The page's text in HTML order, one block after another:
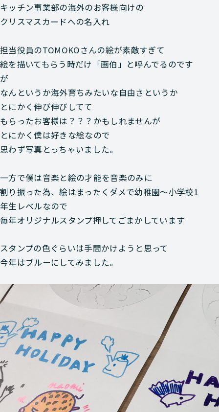
キッチン事業部の海外のお客様向けの
クリスマスカードへの名入れ
担当役員のTOMOKOさんの絵が素敵すぎて
絵を描いてもらう時だけ「画伯」と呼んでるのです
が
なんというか海外育ちみたいな自由さというか
とにかく伸び伸びしてて
もらったお客様は？？？かもしれませんが
とにかく僕は好きな絵なので
思わず写真とっちゃいました。
一方で僕は音楽と絵の才能を音楽のみに
割り振った為、絵はまったくダメで幼稚園～小学校1
年生レベルなので
毎年オリジナルスタンプ押してごまかしています
スタンプの色ぐらいは手間かけようと思って
今年はブルーにしてみました。